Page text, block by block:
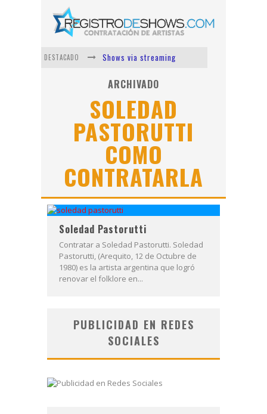
DESTACADO
Shows via streaming
Lit Killah
Nicki Nicole
Duki
Vi Em
Los Ángeles Azules
ARCHIVADO
SOLEDAD
PASTORUTTI
COMO
CONTRATARLA
Soledad Pastorutti
Contratar a Soledad Pastorutti. Soledad
Pastorutti, (Arequito, 12 de Octubre de
1980) es la artista argentina que logró
renovar el folklore en...
PUBLICIDAD EN REDES
SOCIALES